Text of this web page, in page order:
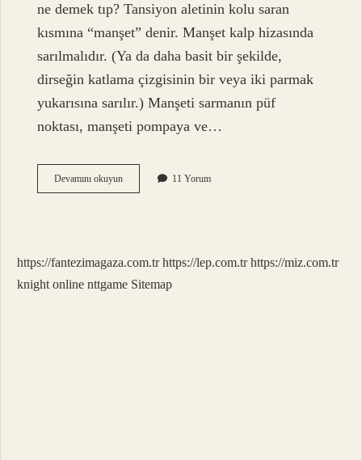
ne demek tıp? Tansiyon aletinin kolu saran
kısmına “manşet” denir. Manşet kalp hizasında
sarılmalıdır. (Ya da daha basit bir şekilde,
dirseğin katlama çizgisinin bir veya iki parmak
yukarısına sarılır.) Manşeti sarmanın püf
noktası, manşeti pompaya ve…
Devamını okuyunManşonu
Ne
11 Yorum
https://fantezimagaza.com.tr https://lep.com.tr https://miz.com.tr
knight online nttgame Sitemap